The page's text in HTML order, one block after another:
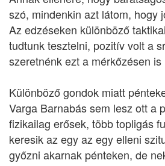
szó, mindenkin azt látom, hogy
Az edzéseken különböző
tudtunk tesztelni, pozitív volt a
szeretnénk ezt a mérkőzésen is
Különböző gondok miatt
Varga Barnabás sem lesz ott a
fizikailag erősek, több topligás
keresik az egy az egy elleni
győzni akarnak pénteken, de